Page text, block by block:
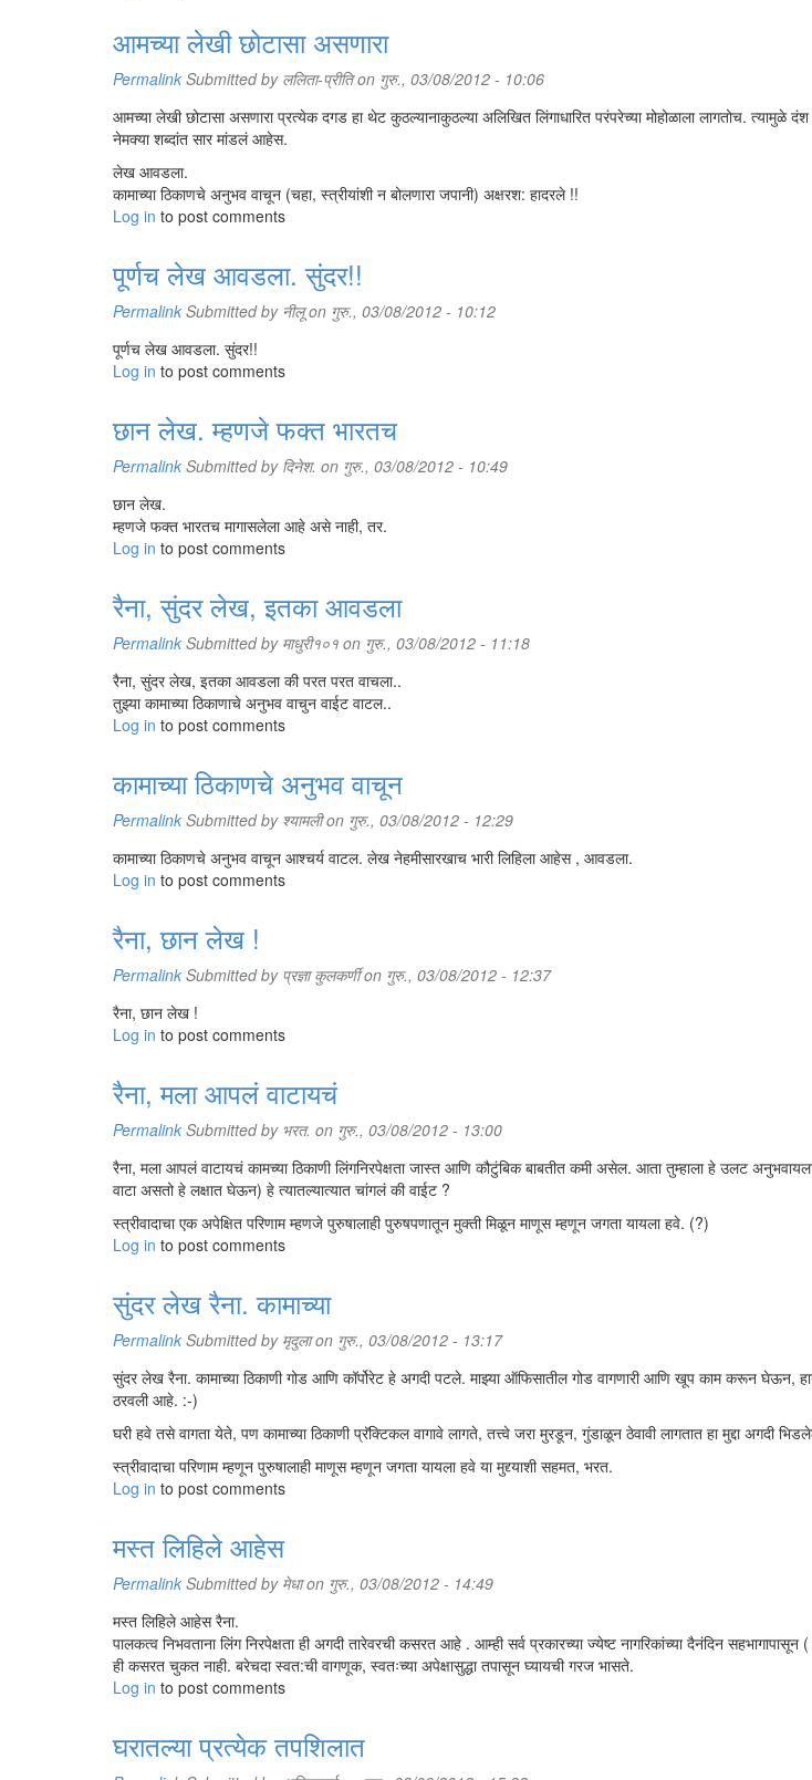
आमच्या लेखी छोटासा असणारा
Permalink Submitted by ललिता-प्रीतिon गुरु., 03/08/2012 - 10:06
आमच्या लेखी छोटासा असणारा प्रत्येक दगड हा थेट कुठल्यानाकुठल्या अलिखित लिंगाधारित परंपरेच्या मोहोळाला लागतोच. त्यामुळे
नेमक्या शब्दांत सार मांडलं आहेस.
लेख आवडला.
कामाच्या ठिकाणचे अनुभव वाचून (चहा, स्त्रीयांशी न बोलणारा जपानी) अक्षरश: हादरले !!
Log in to post comments
पूर्णच लेख आवडला. सुंदर!!
Permalink Submitted by नीलूon गुरु., 03/08/2012 - 10:12
पूर्णच लेख आवडला. सुंदर!!
Log in to post comments
छान लेख. म्हणजे फक्त भारतच
Permalink Submitted by दिनेश. on गुरु., 03/08/2012 - 10:49
छान लेख.
म्हणजे फक्त भारतच मागासलेला आहे असे नाही, तर.
Log in to post comments
रैना, सुंदर लेख, इतका आवडला
Permalink Submitted by माधुरी१०१ on गुरु., 03/08/2012 - 11:18
रैना, सुंदर लेख, इतका आवडला की परत परत वाचला..
तुझ्या कामाच्या ठिकाणाचे अनुभव वाचुन वाईट वाटल..
Log in to post comments
कामाच्या ठिकाणचे अनुभव वाचून
Permalink Submitted by श्यामलीon गुरु., 03/08/2012 - 12:29
कामाच्या ठिकाणचे अनुभव वाचून आश्चर्य वाटल. लेख नेहमीसारखाच भारी लिहिला आहेस , आवडला.
Log in to post comments
रैना, छान लेख !
Permalink Submitted by प्रज्ञा कुलकर्णीon गुरु., 03/08/2012 - 12:37
रैना, छान लेख !
Log in to post comments
रैना, मला आपलं वाटायचं
Permalink Submitted by भरत. on गुरु., 03/08/2012 - 13:00
रैना, मला आपलं वाटायचं कामच्या ठिकाणी लिंगनिरपेक्षता जास्त आणि कौटुंबिक बाबतीत कमी असेल. आता तुम्हाला हे उलट
वाटा असतो हे लक्षात घेऊन) हे त्यातल्यात्यात चांगलं की वाईट ?
स्त्रीवादाचा एक अपेक्षित परिणाम म्हणजे पुरुषालाही पुरुषपणातून मुक्ती मिळून माणूस म्हणून जगता यायला हवे. (?)
Log in to post comments
सुंदर लेख रैना. कामाच्या
Permalink Submitted by मृदुलाon गुरु., 03/08/2012 - 13:17
सुंदर लेख रैना. कामाच्या ठिकाणी गोड आणि कॉर्पोरेट हे अगदी पटले. माझ्या ऑफिसातील गोड वागणारी आणि खूप काम करून घेऊन,
ठरवली आहे. :-)
घरी हवे तसे वागता येते, पण कामाच्या ठिकाणी प्रॅक्टिकल वागावे लागते, तत्त्वे जरा मुरडून, गुंडाळून ठेवावी लागतात हा मुद्दा अगदी
स्त्रीवादाचा परिणाम म्हणून पुरुषालाही माणूस म्हणून जगता यायला हवे या मुद्द्याशी सहमत, भरत.
Log in to post comments
मस्त लिहिले आहेस
Permalink Submitted by मेधाon गुरु., 03/08/2012 - 14:49
मस्त लिहिले आहेस रैना.
पालकत्व निभवताना लिंग निरपेक्षता ही अगदी तारेवरची कसरत आहे . आम्ही सर्व प्रकारच्या ज्येष्ट नागरिकांच्या दैनंदिन
ही कसरत चुकत नाही. बरेचदा स्वत:ची वागणूक, स्वतःच्या अपेक्षासुद्धा तपासून घ्यायची गरज भासते.
Log in to post comments
घरातल्या प्रत्येक तपशिलात